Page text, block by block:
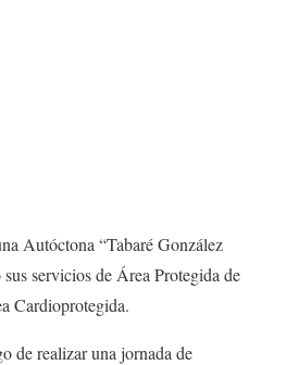
Autóctona “Tabaré González
servicios de Área Protegida de
Cardioprotegida.
de realizar una jornada de